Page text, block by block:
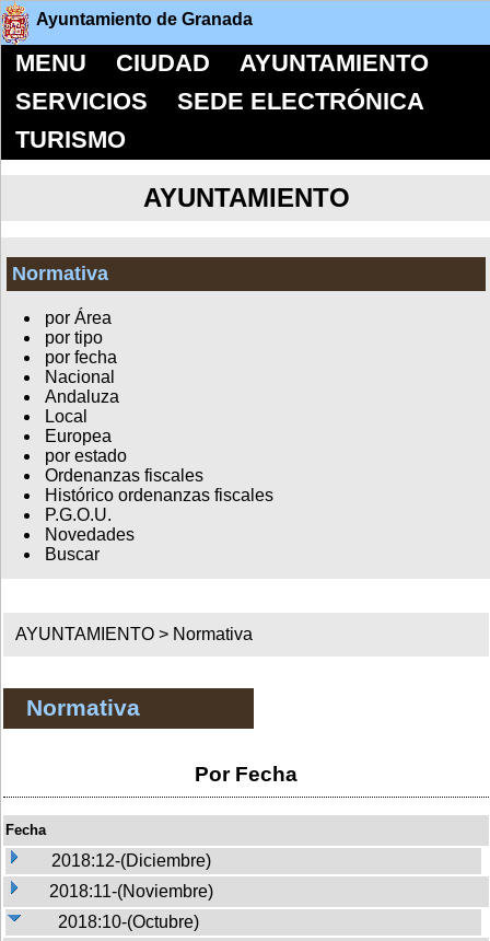
Ayuntamiento de Granada
MENU CIUDAD
AYUNTAMIENTO
SERVICIOS
SEDE ELECTRÓNICA
TURISMO
AYUNTAMIENTO
Normativa
por Área
por tipo
por fecha
Nacional
Andaluza
Local
Europea
por estado
Ordenanzas fiscales
Histórico ordenanzas fiscales
P.G.O.U.
Novedades
Buscar
AYUNTAMIENTO > Normativa
Normativa
Por Fecha
Fecha
2018:12-(Diciembre)
2018:11-(Noviembre)
2018:10-(Octubre)